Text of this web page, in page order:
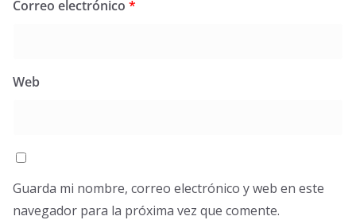
Correo electrónico *
Web
Guarda mi nombre, correo electrónico y web en este
navegador para la próxima vez que comente.